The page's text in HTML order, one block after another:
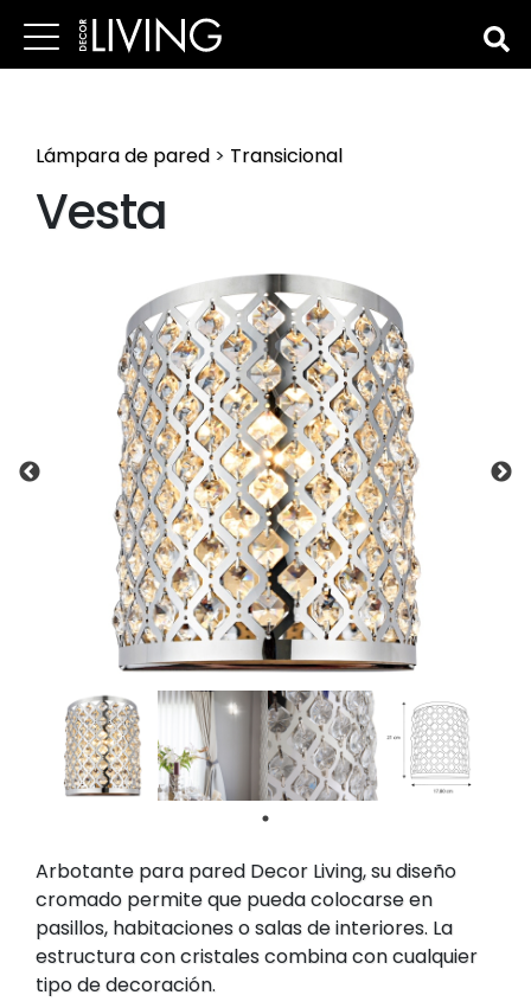
Lámpara de pared > Transicional
Vesta
Arbotante para pared Decor Living, su diseño
cromado permite que pueda colocarse en
pasillos, habitaciones o salas de interiores. La
estructura con cristales combina con cualquier
tipo de decoración.